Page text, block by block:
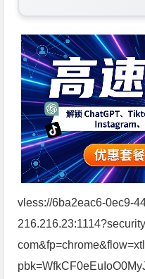
vless://6ba2eac6-0ec9-